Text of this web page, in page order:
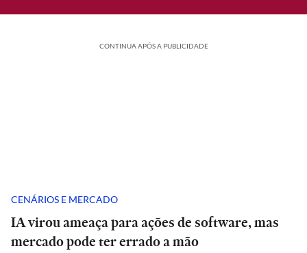
CONTINUA APÓS A PUBLICIDADE
CENÁRIOS E MERCADO
IA virou ameaça para ações de software, mas
mercado pode ter errado a mão